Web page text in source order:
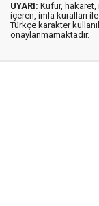
UYARI: Küfür, hakaret,
içeren, imla kuralları ile
Türkçe karakter
onaylanmamaktadır.